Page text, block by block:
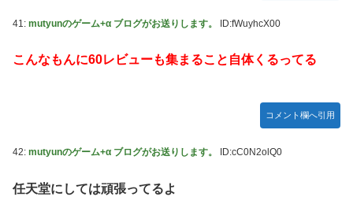
41: mutyunのゲーム+α ブログがお送りします。 ID:fWuyhcX00
こんなもんに60レビューも集まること自体くるってる
コメント欄へ引用
42: mutyunのゲーム+α ブログがお送りします。 ID:cC0N2olQ0
任天堂にしては頑張ってるよ